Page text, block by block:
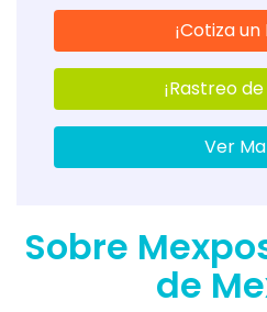
¡Cotiza un
¡Rastreo
Ver
Sobre
de